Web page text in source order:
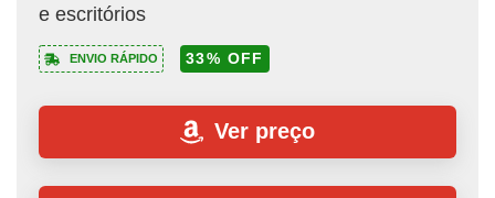
e escritórios
ENVIO RÁPIDO 33% OFF
Ver preço